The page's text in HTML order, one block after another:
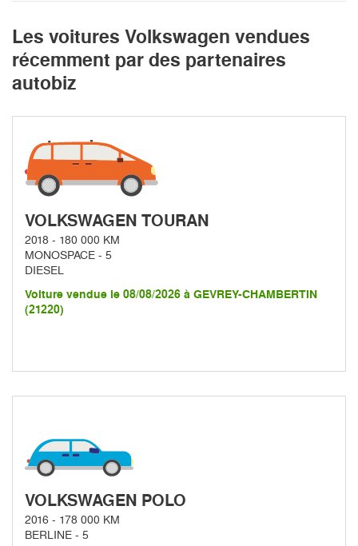
Les voitures Volkswagen vendues
récemment par des partenaires
autobiz
VOLKSWAGEN TOURAN
2018 - 180 000 KM
MONOSPACE - 5
DIESEL
Voiture vendue le 08/08/2026 à GEVREY-CHAMBERTIN
(21220)
VOLKSWAGEN POLO
2016 - 178 000 KM
BERLINE - 5